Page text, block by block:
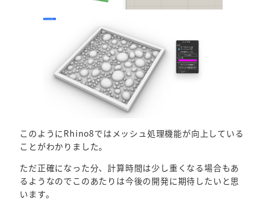
このようにRhino8ではメッシュ処理機能が向上している
ことがわかりました。
ただ正確になった分、計算時間は少し重くなる場合もあ
るようなのでこのあたりは今後の開発に期待したいと思
います。